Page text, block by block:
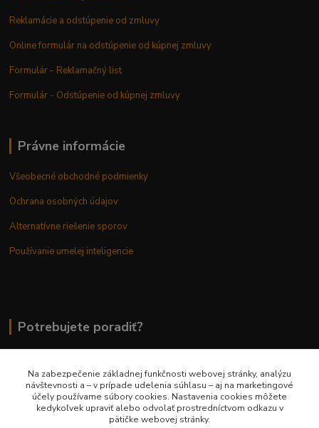
Reklamácie a odstúpenie od zmluvy
Online formulár na odstúpenie od kúpnej zmluvy
Formulár - Reklamačný list
Formulár - Odstúpenie od kúpnej zmluvy
Právne informácie
Všeobecné obchodné podmienky
Ochrana osobných údajov
Alternatívne riešenie sporov
Používanie umelej inteligencie
Potrebujete poradiť?
0948 236 042
info@margaretkashop.sk
Na zabezpečenie základnej funkčnosti webovej stránky, analýzu
návštevnosti a – v prípade udelenia súhlasu – aj na marketingové
účely používame súbory cookies. Nastavenia cookies môžete
kedykoľvek upraviť alebo odvolať prostredníctvom odkazu v
pätičke webovej stránky.